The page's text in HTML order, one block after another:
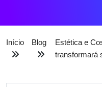
Início Blog
Estética e
transformará